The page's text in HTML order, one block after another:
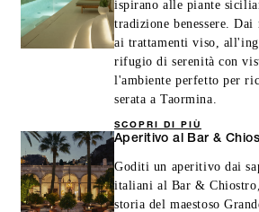
ispirano alle piante
tradizione benessere. Dai
ai trattamenti viso,
rifugio di serenità con
l'ambiente perfetto per
serata a Taormina.
SCOPRI DI PIÙ
Aperitivo al Bar &
Goditi un aperitivo dai
italiani al Bar &
storia del maestoso